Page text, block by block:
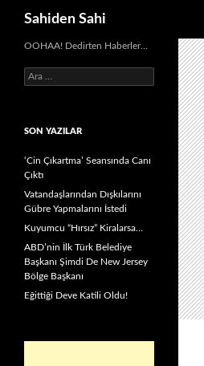
Sahiden Sahi
OOHAA! Dedirten Haberler…
Arama:
SON YAZILAR
‘Cin Çıkartma’ Seansında Canı
Çıktı
Vatandaşlarından Dışkılarını
Gübre Yapmalarını İstedi
Kuyumcu “Hırsız” Kiralarsa…
ABD’nin İlk Türk Belediye
Başkanı Şimdi De New Jersey
Bölge Başkanı
Eğittiği Deve Katili Oldu!